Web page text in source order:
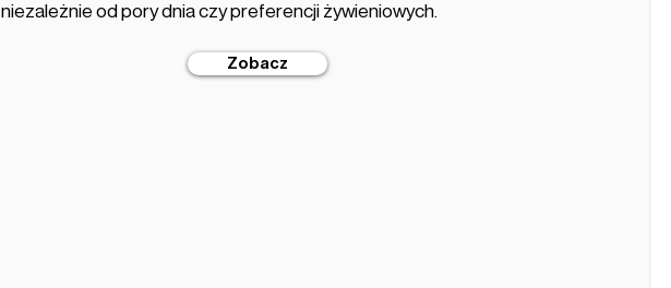
niezależnie od pory dnia czy preferencji żywieniowych.
Zobacz